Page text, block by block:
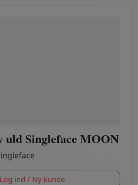
uld Singleface MOON
Log ind / Ny kunde